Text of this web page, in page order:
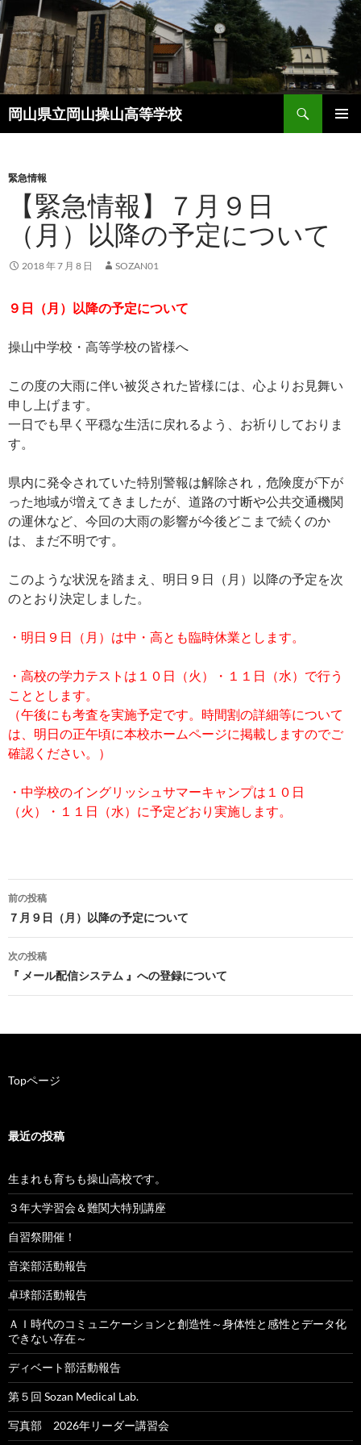
コ
ン
テ
ン
ツ
へ
ス
プ
岡山県立岡山操山高等学校
検
索
緊急情報
【緊急情報】７月９日
（月）以降の予定について
2018 年 7 月 8 日 SOZAN01
９日（月）以降の予定について
操山中学校・高等学校の皆様へ
この度の大雨に伴い被災された皆様には、心よりお見舞い
申し上げます。
一日でも早く平穏な生活に戻れるよう、お祈りしておりま
す。
県内に発令されていた特別警報は解除され，危険度が下が
った地域が増えてきましたが、道路の寸断や公共交通機関
の運休など、今回の大雨の影響が今後どこまで続くのか
は、まだ不明です。
このような状況を踏まえ、明日９日（月）以降の予定を次
のとおり決定しました。
・明日９日（月）は中・高とも臨時休業とします。
・高校の学力テストは１０日（火）・１１日（水）で行う
こととします。
（午後にも考査を実施予定です。時間割の詳細等について
は、明日の正午頃に本校ホームページに掲載しますのでご
確認ください。）
・中学校のイングリッシュサマーキャンプは１０日
（火）・１１日（水）に予定どおり実施します。
投
稿
ナ
ゲ
シ
ン
前の投稿
７月９日（月）以降の予定について
次の投稿
『 メール配信システム 』への登録について
Topページ
最近の投稿
生まれも育ちも操山高校です。
３年大学習会＆難関大特別講座
自習祭開催！
音楽部活動報告
卓球部活動報告
ＡＩ時代のコミュニケーションと創造性～身体性と感性とデータ化
できない存在～
ディベート部活動報告
第５回 Sozan Medical Lab.
写真部 2026年リーダー講習会